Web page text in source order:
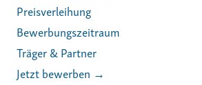
Preisverleihung
Bewerbungszeitraum
Träger & Partner
Jetzt bewerben →